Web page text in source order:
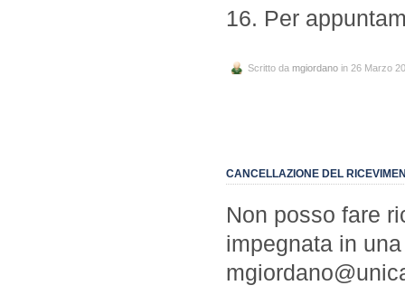
16. Per
Scritto da mgiordano in 26 Marzo
CANCELLAZIONE DEL
Non posso fare
impegnata in